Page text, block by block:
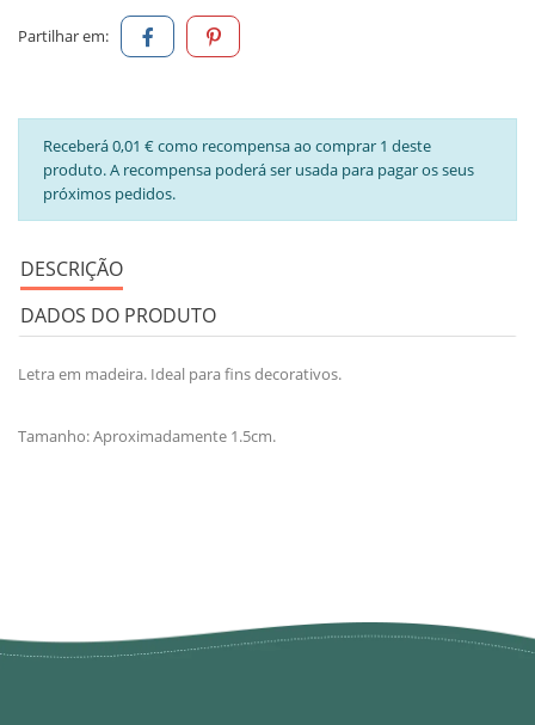
Partilhar em:
Receberá 0,01 € como recompensa ao comprar 1 deste
produto. A recompensa poderá ser usada para pagar os seus
próximos pedidos.
DESCRIÇÃO
DADOS DO PRODUTO
Letra em madeira. Ideal para fins decorativos.
Tamanho: Aproximadamente 1.5cm.